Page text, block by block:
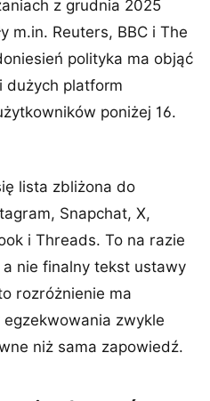
z grudnia 2025
m.in. Reuters, BBC i The
polityka ma objąć
dużych platform
poniżej 16.
lista zbliżona do
Snapchat, X,
i Threads. To na razie
a nie finalny tekst ustawy
rozróżnienie ma
egzekwowania zwykle
niż sama zapowiedź.